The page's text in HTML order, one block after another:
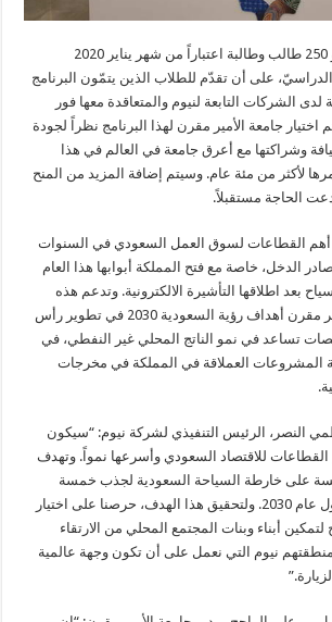
وسيتمّ فتح المجال لنحو 250 طالب وطالبة اعتباراً من شهر يناير 2020
على أن تقدّم للطلاب الذين يتمّون البرنامج
الشركات التابعة لنيوم والمتعاقدة معها فور
اختيار جامعة الأمير مقرن لهذا البرنامج نظراً لجودة
وشراكتها مع أعرق جامعة في العالم في هذا
لأكثر من مئة عام. وسيتم إضافة المزيد من المنح
الحاجة مستقبلاً.
أهم القطاعات لسوق العمل السعودي في السنوات
الدخل، خاصة مع فتح المملكة أبوابها هذا العام
بعد اطلاقها التأشيرة الالكترونية. وتدعم هذه
الاتفاقية مع جامعة الأمير مقرن أهداف رؤية السعودية 2030 في تطوير رأس
تساعد في نمو الناتج المحلي غير النفطي، في
المشروعات العملاقة في المملكة في مخرجات
النصر، الرئيس التنفيذي لشركة نيوم: “سيكون
للاقتصاد السعودي وأسرعها نمواً. وتهدف
على خارطة السياحة السعودية لجذب خمسة
ملايين سائح سنوياً بحلول عام 2030. ولتحقيق هذا الهدف، حرصنا على اختيار
أبناء وبنات المجتمع المحلي من الارتقاء
نيوم التي نعمل على أن تكون وجهة عالمية